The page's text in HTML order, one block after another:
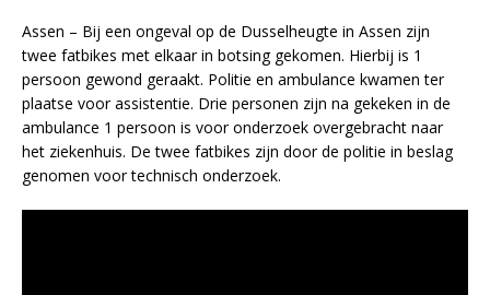
Assen – Bij een ongeval op de Dusselheugte in Assen zijn
twee fatbikes met elkaar in botsing gekomen. Hierbij is 1
persoon gewond geraakt. Politie en ambulance kwamen ter
plaatse voor assistentie. Drie personen zijn na gekeken in de
ambulance 1 persoon is voor onderzoek overgebracht naar
het ziekenhuis. De twee fatbikes zijn door de politie in beslag
genomen voor technisch onderzoek.